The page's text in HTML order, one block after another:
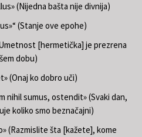
(Nijedna bašta nije divnija)
(Stanje ove epohe)
[hermetička] je prezrena
dobu)
(Onaj ko dobro uči)
nihil sumus, ostendit» (Svaki dan,
koliko smo beznačajni)
(Razmislite šta [kažete], kome